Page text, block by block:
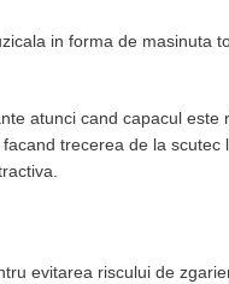
in forma de masinuta
atunci cand capacul este
trecerea de la scutec
evitarea riscului de